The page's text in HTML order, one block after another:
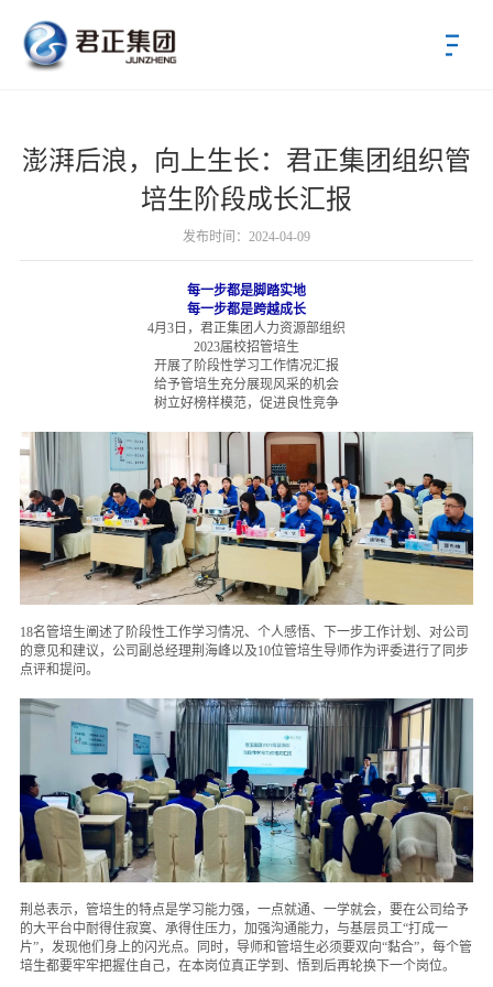
首页
招标采购
人才招聘
可持续发展
澎湃后浪，向上生长：君正集团组织管
培生阶段成长汇报
发布时间：2024-04-09
每一步都是脚踏实地
每一步都是跨越成长
4月3日，君正集团人力资源部组织
2023届校招管培生
开展了阶段性学习工作情况汇报
给予管培生充分展现风采的机会
树立好榜样模范，促进良性竞争
18名管培生阐述了阶段性工作学习情况、个人感悟、下一步工作计划、对公司
的意见和建议，公司副总经理荆海峰以及10位管培生导师作为评委进行了同步
点评和提问。
荆总表示，管培生的特点是学习能力强，一点就通、一学就会，要在公司给予
的大平台中耐得住寂寞、承得住压力，加强沟通能力，与基层员工“打成一
片”，发现他们身上的闪光点。同时，导师和管培生必须要双向“黏合”，每个管
培生都要牢牢把握住自己，在本岗位真正学到、悟到后再轮换下一个岗位。